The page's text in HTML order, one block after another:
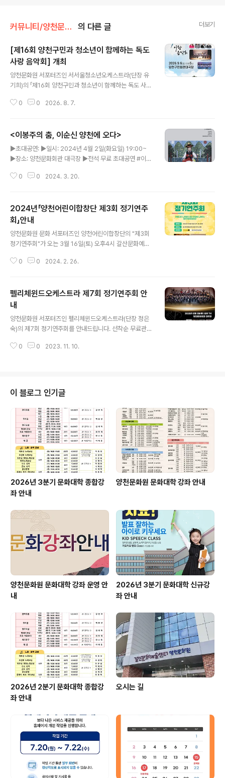
커뮤니티/양천문화원 서포터즈 의 다른 글 더보기
[제16회 양천구민과 청소년이 함께하는 독도
사랑 음악회] 개최
양천문화원 서포터즈인 서서울청소년오케스트라(단장 유
기희)의 「제16회 양천구민과 청소년이 함께하는 독도 사랑
회관 대극장에서 개최됩니다.이번 음악회는 독도의 역사와
뜻깊은 공연입니다.이번 무대에서는 클래식과 국악, 대중
음악을 아우르는 풍성한 프로그램이 펼쳐집니다. 유기희
지휘자의 지휘 아래 유다원 아나운서의 사회로 진행되며,
합창단이 함께 출연하여 감동적이고 아름다운 무대를 선사
0 0 2026. 8. 7.
<이봉주의 춤, 이순신 양천에 오다>
▶초대공연: ▶일시: 2024년 4월 2일(화요일) 19:00~
▶장소: 양천문화회관 대극장 ▶전석 무료 초대공연 #이봉
대공연 #승전무 #양천구 #이봉주의춤이순신양천에오다
0 0 2024. 3. 20.
2024년「양천어린이합창단 제3회 정기연주
회」안내
양천문화원 문화 서포터즈인 양천어린이합창단의 "제3회
정기연주회"가 오는 3월 16일(토) 오후4시 갈산문화예술
년 동안 열심히 연습한 곡들로 무대를 가득 채울 예정이오
홀 ■ 문의: 양천어린이합창단 010-6347-0780 #양천
문화원 #서포터즈 #양천어린이합창단 #연주회 #노래 #
국악 #초등학생 #어린이 #꿈나무 #공연 #무료공연 #합
창단 #음악 #양천구 #갈산문화예술센터 #아이누리홀
0 0 2024. 2. 26.
펠리체윈드오케스트라 제7회 정기연주회 안
내
양천문화원 서포터즈인 펠리체윈드오케스트라(단장 정은
숙)의 제7회 정기연주회를 안내드립니다. 선착순 무료관람
시길 바랍니다. 많은 관람 바랍니다! #양천문화원문화서포
0 0 2023. 11. 10.
이 블로그 인기글
2026년 3분기 문화대학 종합강
좌 안내
양천문화원 문화대학 강좌 안내
양천문화원 문화대학 강좌 운영 안
내
2026년 3분기 문화대학 신규강
좌 안내
2026년 2분기 문화대학 종합강
좌 안내
오시는 길